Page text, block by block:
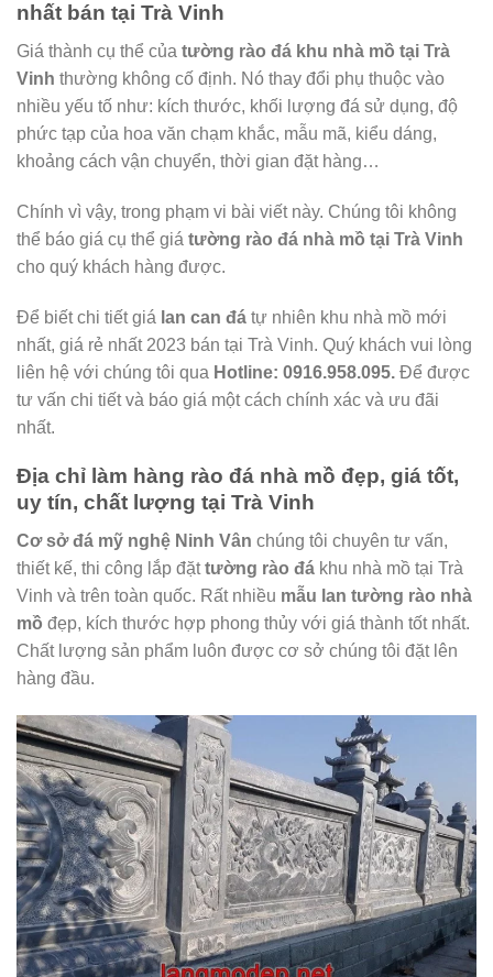
nhất bán tại Trà Vinh
Giá thành cụ thể của tường rào đá khu nhà mồ tại Trà
Vinh thường không cố định. Nó thay đổi phụ thuộc vào
nhiều yếu tố như: kích thước, khối lượng đá sử dụng, độ
phức tạp của hoa văn chạm khắc, mẫu mã, kiểu dáng,
khoảng cách vận chuyển, thời gian đặt hàng…
Chính vì vậy, trong phạm vi bài viết này. Chúng tôi không
thể báo giá cụ thể giá tường rào đá nhà mồ tại Trà Vinh
cho quý khách hàng được.
Để biết chi tiết giá lan can đá tự nhiên khu nhà mồ mới
nhất, giá rẻ nhất 2023 bán tại Trà Vinh. Quý khách vui lòng
liên hệ với chúng tôi qua Hotline: 0916.958.095. Để được
tư vấn chi tiết và báo giá một cách chính xác và ưu đãi
nhất.
Địa chỉ làm hàng rào đá nhà mồ đẹp, giá tốt,
uy tín, chất lượng tại Trà Vinh
Cơ sở đá mỹ nghệ Ninh Vân chúng tôi chuyên tư vấn,
thiết kế, thi công lắp đặttường rào đá khu nhà mồ tại Trà
Vinh và trên toàn quốc. Rất nhiều mẫu lan tường rào nhà
mồ đẹp, kích thước hợp phong thủy với giá thành tốt nhất.
Chất lượng sản phẩm luôn được cơ sở chúng tôi đặt lên
hàng đầu.